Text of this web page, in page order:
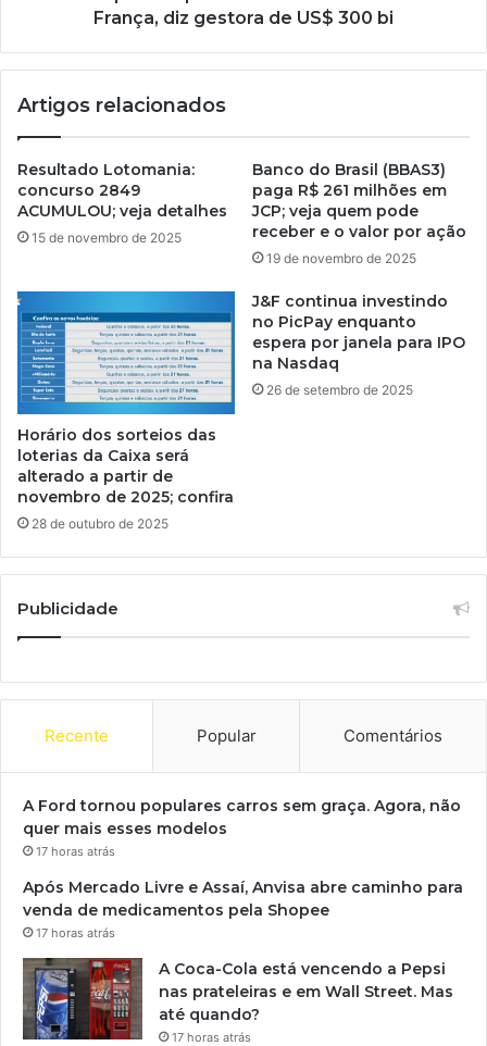
França, diz gestora de US$ 300 bi
Artigos relacionados
Resultado Lotomania:
concurso 2849
ACUMULOU; veja detalhes
15 de novembro de 2025
Banco do Brasil (BBAS3)
paga R$ 261 milhões em
JCP; veja quem pode
receber e o valor por ação
19 de novembro de 2025
Horário dos sorteios das
loterias da Caixa será
alterado a partir de
novembro de 2025; confira
28 de outubro de 2025
J&F continua investindo
no PicPay enquanto
espera por janela para IPO
na Nasdaq
26 de setembro de 2025
Publicidade
Recente Popular Comentários
A Ford tornou populares carros sem graça. Agora, não
quer mais esses modelos
17 horas atrás
Após Mercado Livre e Assaí, Anvisa abre caminho para
venda de medicamentos pela Shopee
17 horas atrás
A Coca-Cola está vencendo a Pepsi
nas prateleiras e em Wall Street. Mas
até quando?
17 horas atrás